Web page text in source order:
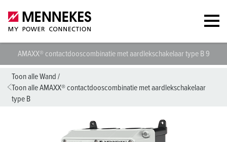
AMAXX® contactdooscombinatie met aardlekschakelaar type B
Toon alle Wand /
Toon alle AMAXX® contactdooscombinatie met aardlekschakelaar
type B